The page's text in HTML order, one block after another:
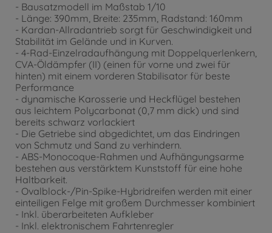
- Bausatzmodell im Maßstab 1/10
- Länge: 390mm, Breite: 235mm, Radstand: 160mm
- Kardan-Allradantrieb sorgt für Geschwindigkeit und
Stabilität im Gelände und in Kurven.
- 4-Rad-Einzelradaufhängung mit Doppelquerlenkern,
CVA-Öldämpfer (II) (einen für vorne und zwei für
hinten) mit einem vorderen Stabilisator für beste
Performance
- dynamische Karosserie und Heckflügel bestehen
aus leichtem Polycarbonat (0,7 mm dick) und sind
bereits schwarz vorlackiert
- Die Getriebe sind abgedichtet, um das Eindringen
von Schmutz und Sand zu verhindern.
- ABS-Monocoque-Rahmen und Aufhängungsarme
bestehen aus verstärktem Kunststoff für eine hohe
Haltbarkeit.
- Ovalblock-/Pin-Spike-Hybridreifen werden mit einer
einteiligen Felge mit großem Durchmesser kombiniert
- Inkl. überarbeiteten Aufkleber
- Inkl. elektronischem Fahrtenregler